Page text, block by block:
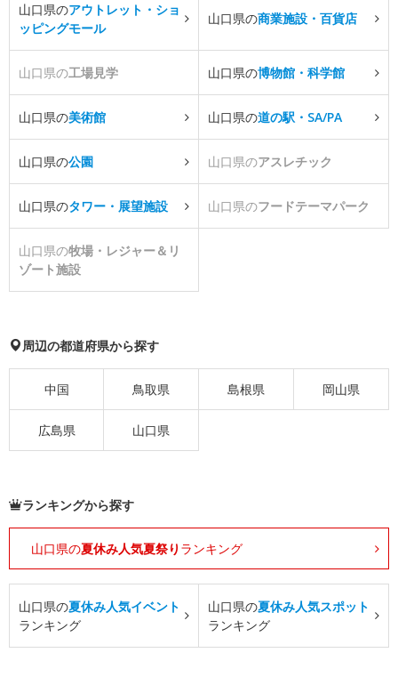
山口県のアウトレット・ショ
ッピングモール
山口県の商業施設・百貨店
山口県の工場見学 山口県の博物館・科学館
山口県の美術館 山口県の道の駅・SA/PA
山口県の公園 山口県のアスレチック
山口県のタワー・展望施設 山口県のフードテーマパーク
山口県の牧場・レジャー＆リ
ゾート施設
周辺の都道府県から探す
中国 鳥取県 島根県 岡山県
広島県 山口県
ランキングから探す
山口県の夏休み人気夏祭り ランキング
山口県の夏休み人気イベント
ランキング
山口県の夏休み人気スポット
ランキング